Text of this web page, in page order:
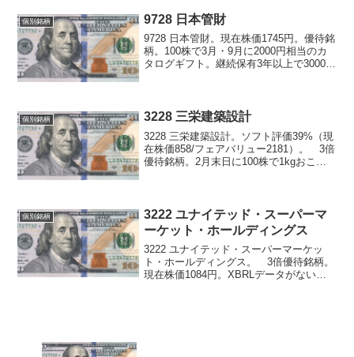
個別銘柄 9728 日本管財
9728 日本管財。現在株価1745円。優待銘
柄。100株で3月・9月に2000円相当のカ
タログギフト。継続保有3年以上で3000円
個別銘柄 3228 三栄建築設計
3228 三栄建築設計。ソフト評価39%（現
在株価858/フェアバリュー2181）。 3倍
優待銘柄。2月末日に100株で1kgおこめ
個別銘柄
3222 ユナイテッド・スーパーマ
ーケット・ホールディングス
3222 ユナイテッド・スーパーマーケッ
ト・ホールディングス。 3倍優待銘柄。
現在株価1084円。XBRLデータがないた